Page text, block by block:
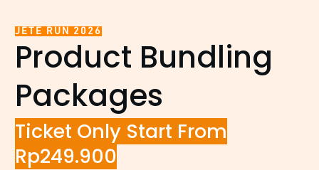
JETE RUN 2026
Product Bundling
Packages
Ticket Only Start From
Rp249.900